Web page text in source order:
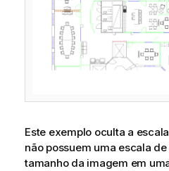
Este exemplo oculta a
não possuem uma escala
tamanho da imagem em